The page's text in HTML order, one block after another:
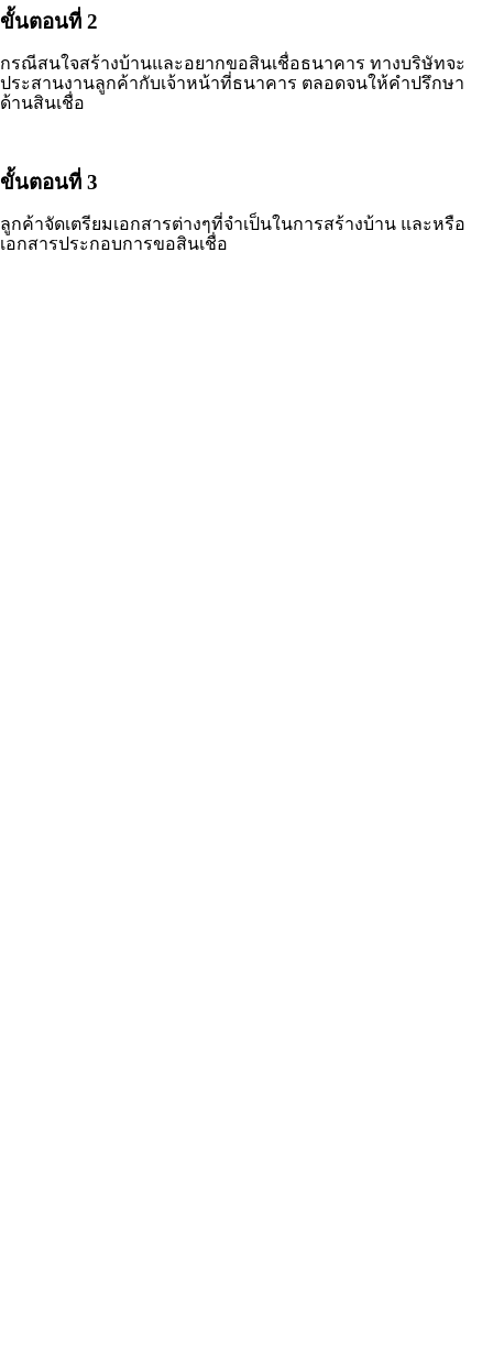
ขั้นตอนที่ 2
กรณีสนใจสร้างบ้านและอยากขอสินเชื่อธนาคาร ทางบริษัทจะ
ประสานงานลูกค้ากับเจ้าหน้าที่ธนาคาร ตลอดจนให้คำปรึกษา
ด้านสินเชื่อ
ขั้นตอนที่ 3
ลูกค้าจัดเตรียมเอกสารต่างๆที่จำเป็นในการสร้างบ้าน และหรือ
เอกสารประกอบการขอสินเชื่อ